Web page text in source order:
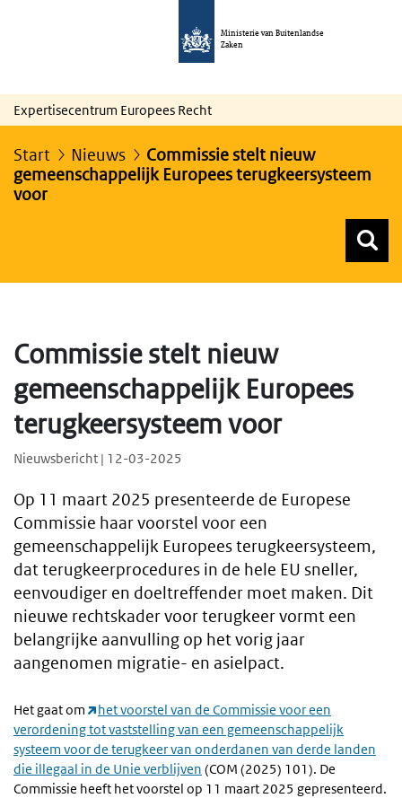
Ministerie van Buitenlandse
Zaken
Expertisecentrum Europees Recht
Start Nieuws
Commissie stelt nieuw
gemeenschappelijk Europees terugkeersysteem
voor
Commissie stelt nieuw
gemeenschappelijk Europees
terugkeersysteem voor
Nieuwsbericht | 12-03-2025
Op 11 maart 2025 presenteerde de Europese
Commissie haar voorstel voor een
gemeenschappelijk Europees terugkeersysteem,
dat terugkeerprocedures in de hele EU sneller,
eenvoudiger en doeltreffender moet maken. Dit
nieuwe rechtskader voor terugkeer vormt een
belangrijke aanvulling op het vorig jaar
aangenomen migratie- en asielpact.
Het gaat om
het voorstel van de Commissie voor een
verordening tot vaststelling van een gemeenschappelijk
systeem voor de terugkeer van onderdanen van derde landen
die illegaal in de Unie verblijven (COM (2025) 101). De
Commissie heeft het voorstel op 11 maart 2025 gepresenteerd.